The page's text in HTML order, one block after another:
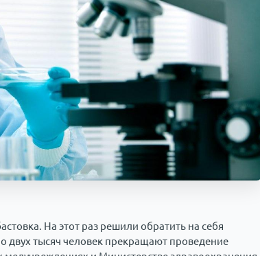
На этот раз решили обратить на себя
тысяч человек прекращают проведение